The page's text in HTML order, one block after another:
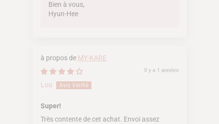
Bien à vous,
Hyun-Hee
MY-KARE
Il y a 1 années
Lou
Super!
Très contente de cet achat. Envoi assez